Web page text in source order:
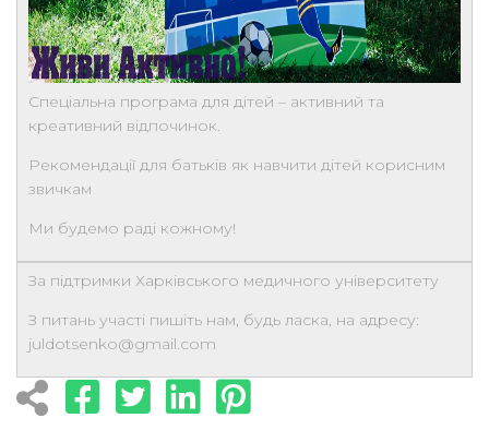
Спеціальна програма для дітей – активний та
креативний відпочинок.
Рекомендації для батьків як навчити дітей корисним
звичкам
Ми будемо раді кожному!
За підтримки Харківського медичного університету
З питань участі пишіть нам, будь ласка, на адресу:
juldotsenko@gmail.com